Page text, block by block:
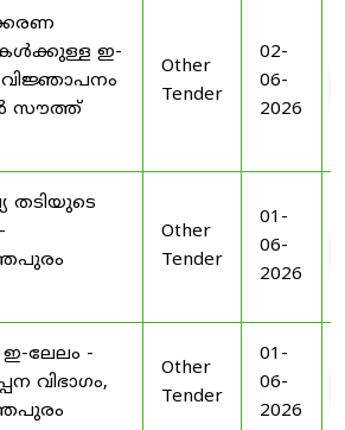
ഇ-
സൗത്ത്
Other
Tender
02-
06-
2026
തടിയുടെ
Other
Tender
01-
06-
2026
ലേലം -
വിഭാഗം,
Other
Tender
01-
06-
2026